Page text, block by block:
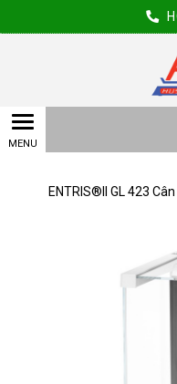
ENTRIS®II GL 423